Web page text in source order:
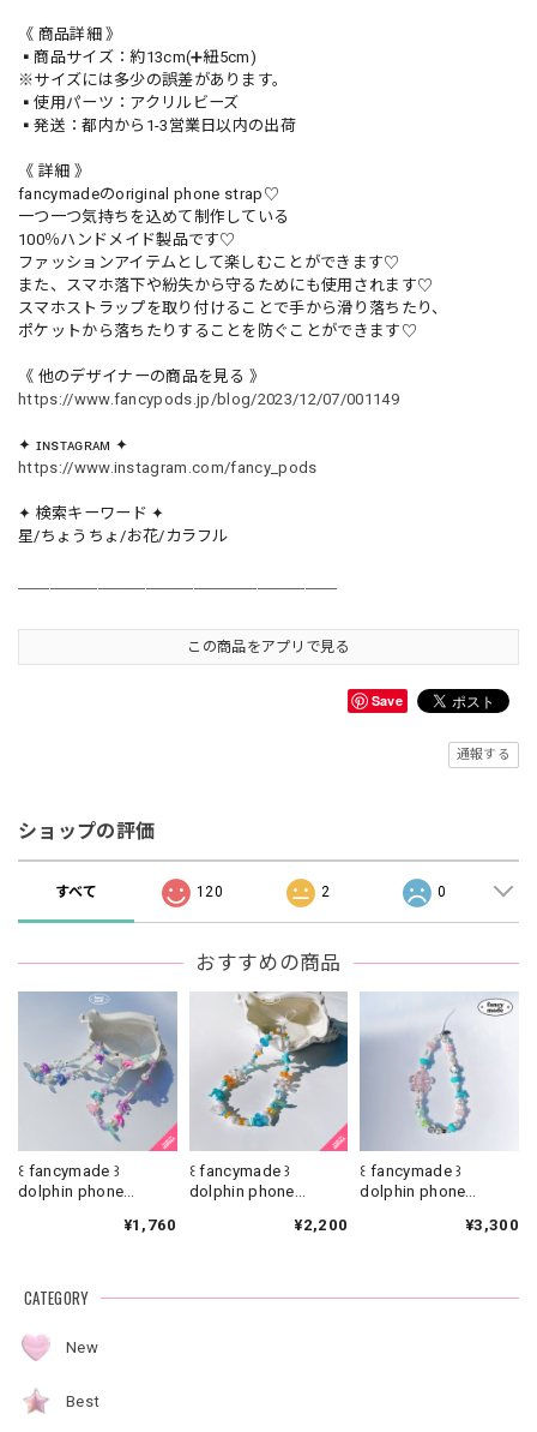
《 商品詳細 》
▪️商品サイズ：約13cm(➕紐5cm)
※サイズには多少の誤差があります。
▪️使用パーツ：アクリルビーズ
▪️発送：都内から1-3営業日以内の出荷
《 詳細 》
fancymadeのoriginal phone strap♡
一つ一つ気持ちを込めて制作している
100％ハンドメイド製品です♡
ファッションアイテムとして楽しむことができます♡
また、スマホ落下や紛失から守るためにも使用されます♡
スマホストラップを取り付けることで手から滑り落ちたり、
ポケットから落ちたりすることを防ぐことができます♡
《 他のデザイナーの商品を見る 》
https://www.fancypods.jp/blog/2023/12/07/001149
✦ ɪɴsᴛᴀɢʀᴀᴍ ✦
https://www.instagram.com/fancy_pods
✦ 検索キーワード ✦
星/ちょうちょ/お花/カラフル
この商品をアプリで見る
Save
通報する
ショップの評価
すべて 120 2 0
おすすめの商品
꒰ fancymade ꒱
dolphin phone
¥1,760
꒰ fancymade ꒱
dolphin phone
¥2,200
꒰ fancymade ꒱
dolphin phone
¥3,300
CATEGORY
New
Best